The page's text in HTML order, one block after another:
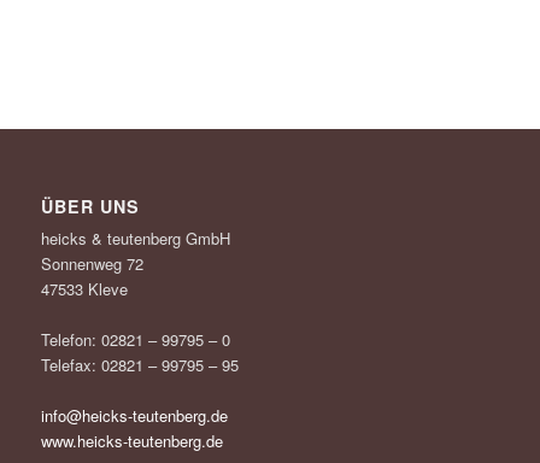
ÜBER UNS
heicks & teutenberg GmbH
Sonnenweg 72
47533 Kleve
Telefon: 02821 – 99795 – 0
Telefax: 02821 – 99795 – 95
info@heicks-teutenberg.de
www.heicks-teutenberg.de